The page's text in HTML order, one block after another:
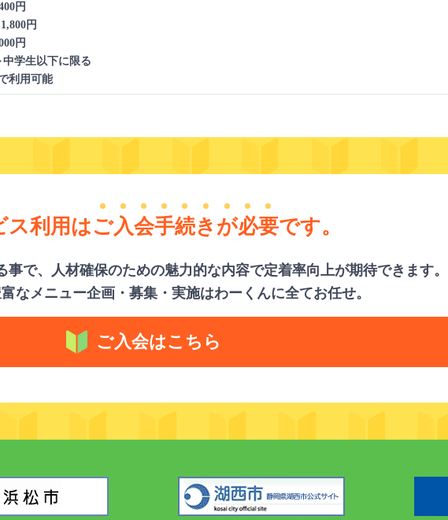
円
円
円
学生以下に限る
利用可能
ス利用はご入会手続き が必要です。
で、人材確保のための魅力的な内容で定着率向上が期待できます。
なメニュー企画・募集・実施はわーくんに全てお任せ。
ご入会はこちら